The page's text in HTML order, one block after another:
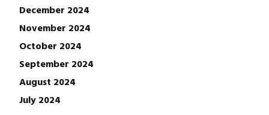
December 2024
November 2024
October 2024
September 2024
August 2024
July 2024